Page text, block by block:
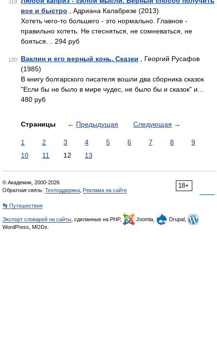
119
все и быстро , Адриана Калабрезе (2013)
Хотеть чего-то большего - это нормально. Главное -
правильно хотеть. Не стесняться, не сомневаться, не
бояться… 294 руб
120 Ваклин и его верный конь. Сказки , Георгий Русафов
(1985)
В книгу болгарского писателя вошли два сборника сказок
"Если бы не было в мире чудес, не было бы и сказок" и…
480 руб
Страницы ← Предыдущая Следующая →
1 2 3 4 5 6 7 8
9
10
11 12 13
18+
© Академик, 2000-2026
Обратная связь: Техподдержка Реклама на сайте
👣 Путешествия
Экспорт словарей на сайты , сделанные на PHP, Joomla,
Drupal,
WordPress, MODx.